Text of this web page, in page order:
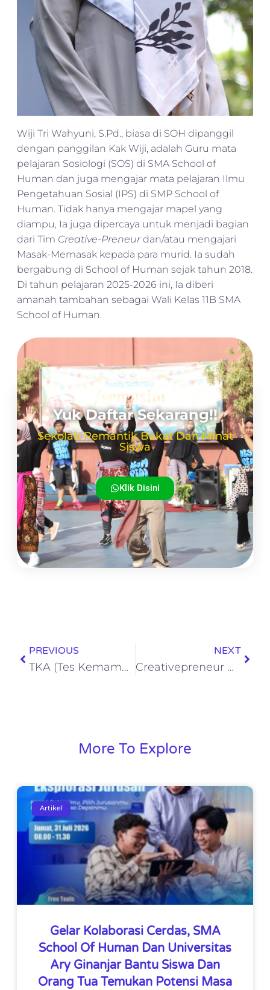
Wiji Tri Wahyuni, S.Pd., biasa di SOH dipanggil
dengan panggilan Kak Wiji, adalah Guru mata
pelajaran Sosiologi (SOS) di SMA School of
Human dan juga mengajar mata pelajaran Ilmu
Pengetahuan Sosial (IPS) di SMP School of
Human. Tidak hanya mengajar mapel yang
diampu, Ia juga dipercaya untuk menjadi bagian
dari Tim Creative-Preneurdan/atau mengajari
Masak-Memasak kepada para murid. Ia sudah
bergabung di School of Human sejak tahun 2018.
Di tahun pelajaran 2025-2026 ini, Ia diberi
amanah tambahan sebagai Wali Kelas 11B SMA
School of Human.
Yuk Daftar Sekarang!!
Sekolah Pemantik Bakat Dan Minat
Siswa
Klik Disini
PREVIOUS
TKA (Tes Kemampuan Akademik) – Asesmen Standar Nasional untuk Mengukur Capaian Akademik Siswa
NEXT
Creativepreneur Day: Ajang Kreasi dan Inovasi Kuliner Siswa-siswi Kelas 11
More To Explore
Artikel
Gelar Kolaborasi Cerdas, SMA
School Of Human Dan Universitas
Ary Ginanjar Bantu Siswa Dan
Orang Tua Temukan Potensi Masa